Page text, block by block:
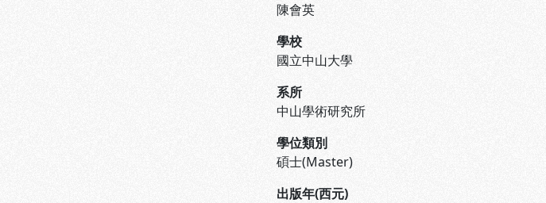
陳會英
學校
國立中山大學
系所
中山學術研究所
學位類別
碩士(Master)
出版年(西元)